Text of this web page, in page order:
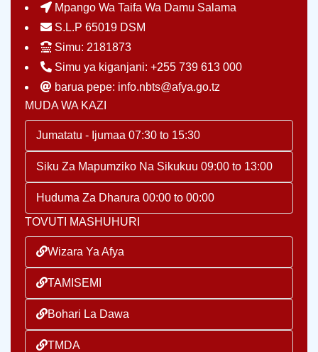
Mpango Wa Taifa Wa Damu Salama
S.L.P 65019 DSM
Simu: 2181873
Simu ya kiganjani: +255 739 613 000
barua pepe: info.nbts@afya.go.tz
MUDA WA KAZI
Jumatatu - Ijumaa 07:30 to 15:30
Siku Za Mapumziko Na Sikukuu 09:00 to 13:00
Huduma Za Dharura 00:00 to 00:00
TOVUTI MASHUHURI
Wizara Ya Afya
TAMISEMI
Bohari La Dawa
TMDA